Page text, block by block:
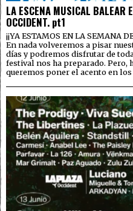
LA ESCENA MUSICAL BALEAR
OCCIDENT. pt1
¡¡YA ESTAMOS EN LA SEMANA
En nada volveremos a pisar
días y podremos disfrutar de
festival nos ha preparado. Pero,
queremos poner el acento en